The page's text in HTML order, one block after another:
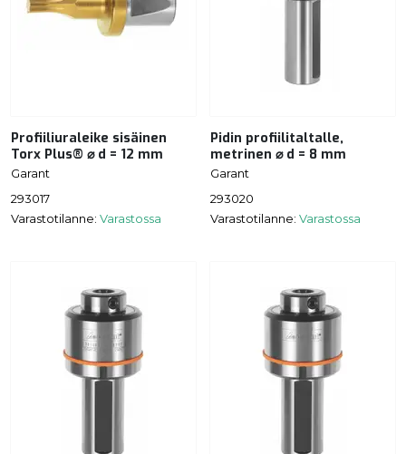
Profiiliuraleike sisäinen
Torx Plus® ⌀ d = 12 mm
Garant
293017
Varastotilanne: Varastossa
Pidin profiilitaltalle,
metrinen ⌀ d = 8 mm
Garant
293020
Varastotilanne: Varastossa